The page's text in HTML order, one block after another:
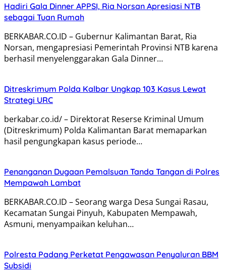
Hadiri Gala Dinner APPSI, Ria Norsan Apresiasi NTB
sebagai Tuan Rumah
BERKABAR.CO.ID – Gubernur Kalimantan Barat, Ria
Norsan, mengapresiasi Pemerintah Provinsi NTB karena
berhasil menyelenggarakan Gala Dinner…
Ditreskrimum Polda Kalbar Ungkap 103 Kasus Lewat
Strategi URC
berkabar.co.id/ – Direktorat Reserse Kriminal Umum
(Ditreskrimum) Polda Kalimantan Barat memaparkan
hasil pengungkapan kasus periode…
Penanganan Dugaan Pemalsuan Tanda Tangan di Polres
Mempawah Lambat
BERKABAR.CO.ID – Seorang warga Desa Sungai Rasau,
Kecamatan Sungai Pinyuh, Kabupaten Mempawah,
Asmuni, menyampaikan keluhan…
Polresta Padang Perketat Pengawasan Penyaluran BBM
Subsidi